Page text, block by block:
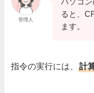
管理人
ると、
ます。
指令の実行には、計